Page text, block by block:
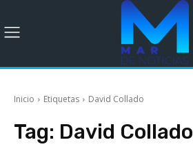
Inicio Etiquetas David Collado
Tag: David Collado